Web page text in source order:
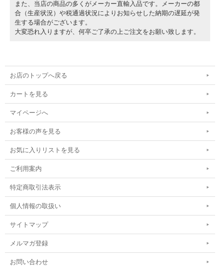
また、当店の商品の多くがメーカー直輸入品です。メーカーの都
合（生産状況）や税通過状況によりお知らせした納期の遅延が発
生する場合がございます。
大変恐れ入りますが、何卒ご了承の上ご注文をお願い致します。
お店のトップへ戻る
カートを見る
マイページへ
お客様の声を見る
お気に入りリストを見る
ご利用案内
特定商取引法表示
個人情報の取扱い
サイトマップ
メルマガ登録
お問い合わせ